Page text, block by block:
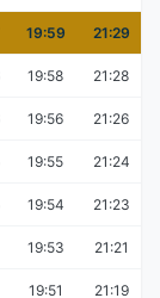
19:59 21:29
19:58 21:28
19:56 21:26
19:55 21:24
19:54 21:23
19:53 21:21
19:51 21:19